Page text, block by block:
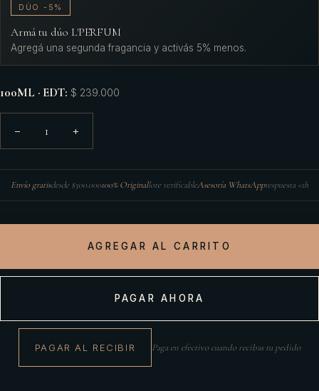
DÚO -5%
Armá tu dúo L'PERFUM
Agregá una segunda fragancia y activás 5% menos.
100ML · EDT: $ 239.000
− 1 +
Envío gratisdesde $300.000100% Originallote verificableAsesoría WhatsApprespuesta <1h
AGREGAR AL CARRITO
PAGAR AHORA
PAGAR AL RECIBIR Paga en efectivo cuando recibas tu pedido